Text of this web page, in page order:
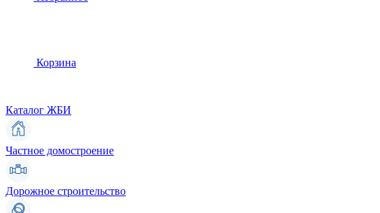
Корзина
Каталог ЖБИ
Частное домостроение
Дорожное строительство